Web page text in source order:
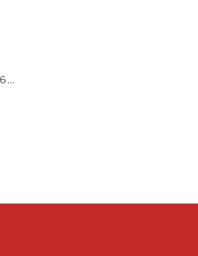
BOBINA INDUSTRIAL 1,1KG 6 UNIDADES GOFRADA BLAVA